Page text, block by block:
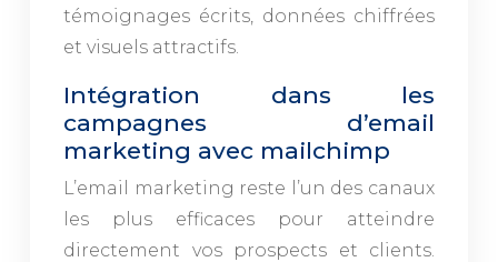
témoignages écrits, données chiffrées
et visuels attractifs.
Intégration dans les
campagnes d’email
marketing avec mailchimp
L’email marketing reste l’un des canaux
les plus efficaces pour atteindre
directement vos prospects et clients.